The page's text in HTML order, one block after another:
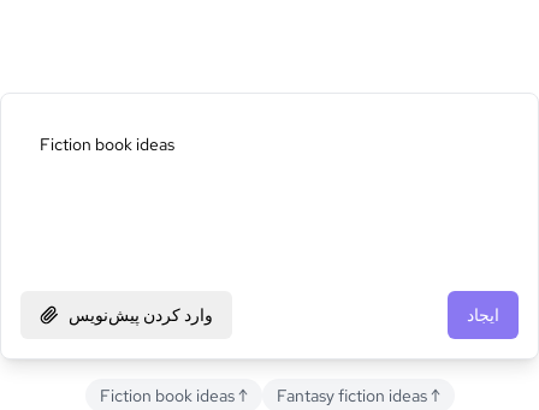
وارد کردن پیش‌نویس ایجاد
Fiction book ideas↑ Fantasy fiction ideas↑